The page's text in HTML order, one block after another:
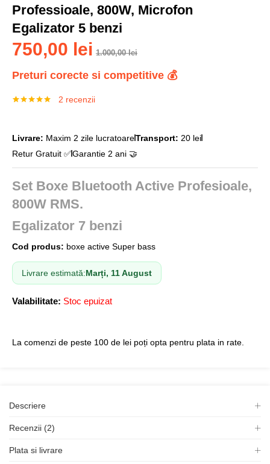
Professioale, 800W, Microfon
Egalizator 5 benzi
750,00 lei 1.000,00lei
Preturi corecte si competitive 💰
evaluări de
2 recenzii
Livrare: Maxim 2 zile lucratoareTransport: 20 lei
Retur Gratuit ✅Garantie 2 ani 🤝
Set Boxe Bluetooth Active Profesioale,
800W RMS.
Egalizator 7 benzi
Cod produs: boxe active Super bass
Livrare estimată:Marți, 11 August
Valabilitate: Stoc epuizat
La comenzi de peste 100 de lei poți opta pentru plata in rate.
Descriere
Recenzii (2)
Plata si livrare